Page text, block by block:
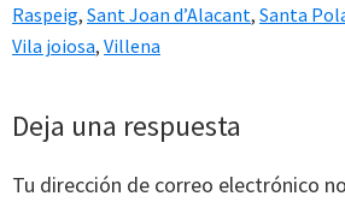
Raspeig, Sant Joan d’Alacant, Santa
Vila joiosa, Villena
Interacciones
con
Deja una respuesta
Tu dirección de correo electrónico